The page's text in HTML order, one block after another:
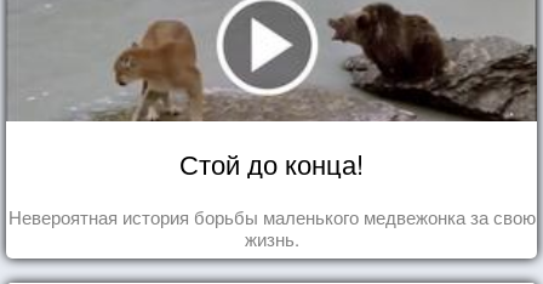
Стой до конца!
Невероятная история борьбы маленького медвежонка за свою
жизнь.